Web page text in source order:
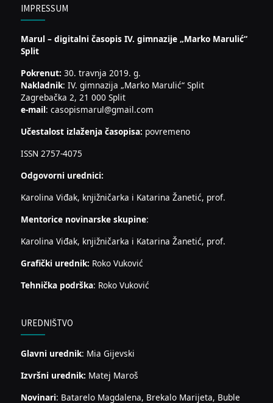
IMPRESSUM
Marul – digitalni časopis IV. gimnazije „Marko Marulić“
Split
Pokrenut: 30. travnja 2019. g.
Nakladnik: IV. gimnazija „Marko Marulić“ Split
Zagrebačka 2, 21 000 Split
e-mail: casopismarul@gmail.com
Učestalost izlaženja časopisa: povremeno
ISSN 2757-4075
Odgovorni urednici:
Karolina Viđak, knjižničarka i Katarina Žanetić, prof.
Mentorice novinarske skupine:
Karolina Viđak, knjižničarka i Katarina Žanetić, prof.
Grafički urednik: Roko Vuković
Tehnička podrška: Roko Vuković
UREDNIŠTVO
Glavni urednik: Mia Gijevski
Izvršni urednik: Matej Maroš
Novinari: Batarelo Magdalena, Brekalo Marijeta, Buble